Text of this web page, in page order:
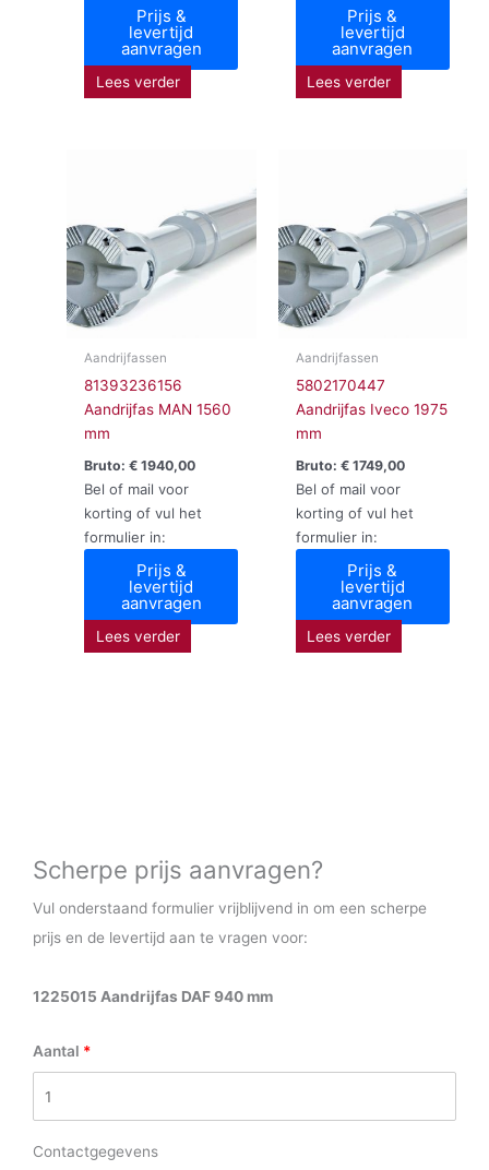
Prijs &
levertijd
aanvragen
Lees verder
Prijs &
levertijd
aanvragen
Lees verder
Aandrijfassen
81393236156
Aandrijfas MAN 1560
mm
Bruto:€ 1940,00
Bel of mail voor
korting of vul het
formulier in:
Prijs &
levertijd
aanvragen
Lees verder
Aandrijfassen
5802170447
Aandrijfas Iveco 1975
mm
Bruto: €1749,00
Bel of mail voor
korting of vul het
formulier in:
Prijs &
levertijd
aanvragen
Lees verder
Scherpe prijs aanvragen?
Vul onderstaand formulier vrijblijvend in om een scherpe
prijs en de levertijd aan te vragen voor:
1225015 Aandrijfas DAF 940 mm
Aantal
Contactgegevens